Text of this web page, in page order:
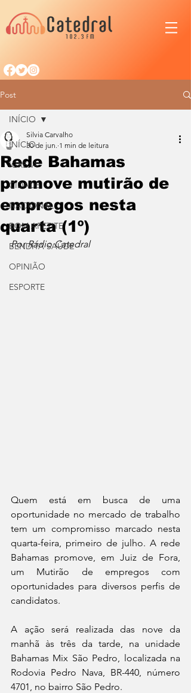
Post
INÍCIO
IGREJA
CIDADE
NACIONAL
BOM APETITE
BENDITA SAÚDE
OPINIÃO
ESPORTE
INÍCIO
Rede Bahamas
promove mutirão de
empregos nesta
quarta (1º)
Silvia Carvalho
30 de jun. 1 min de leitura
Por Rádio Catedral
Quem está em busca de uma
oportunidade no mercado de trabalho
tem um compromisso marcado nesta
quarta-feira, primeiro de julho. A rede
Bahamas promove, em Juiz de Fora,
um Mutirão de empregos com
oportunidades para diversos perfis de
candidatos.
A ação será realizada das nove da
manhã às três da tarde, na unidade
Bahamas Mix São Pedro, localizada na
Rodovia Pedro Nava, BR-440, número
4701, no bairro São Pedro.